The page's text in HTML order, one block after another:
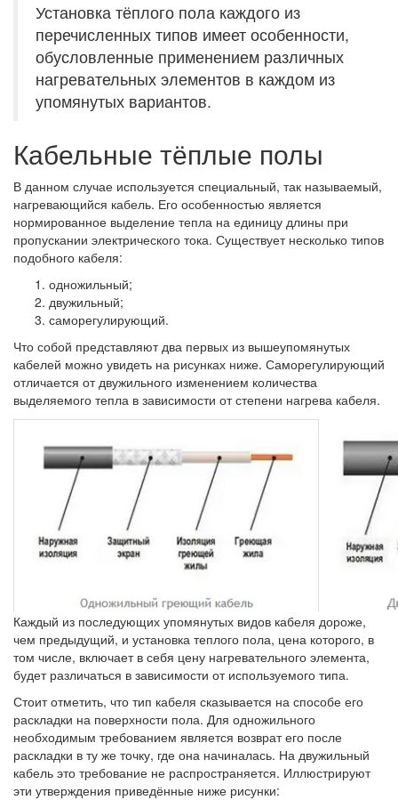
Установка тёплого пола каждого из
перечисленных типов имеет особенности,
обусловленные применением различных
нагревательных элементов в каждом из
упомянутых вариантов.
Кабельные тёплые полы
В данном случае используется специальный, так называемый,
нагревающийся кабель. Его особенностью является
нормированное выделение тепла на единицу длины при
пропускании электрического тока. Существует несколько типов
подобного кабеля:
одножильный;
двужильный;
саморегулирующий.
Что собой представляют два первых из вышеупомянутых
кабелей можно увидеть на рисунках ниже. Саморегулирующий
отличается от двужильного изменением количества
выделяемого тепла в зависимости от степени нагрева кабеля.
Каждый из последующих упомянутых видов кабеля дороже,
чем предыдущий, и установка теплого пола, цена которого, в
том числе, включает в себя цену нагревательного элемента,
будет различаться в зависимости от используемого типа.
Стоит отметить, что тип кабеля сказывается на способе его
раскладки на поверхности пола. Для одножильного
необходимым требованием является возврат его после
раскладки в ту же точку, где она начиналась. На двужильный
кабель это требование не распространяется. Иллюстрируют
эти утверждения приведённые ниже рисунки: